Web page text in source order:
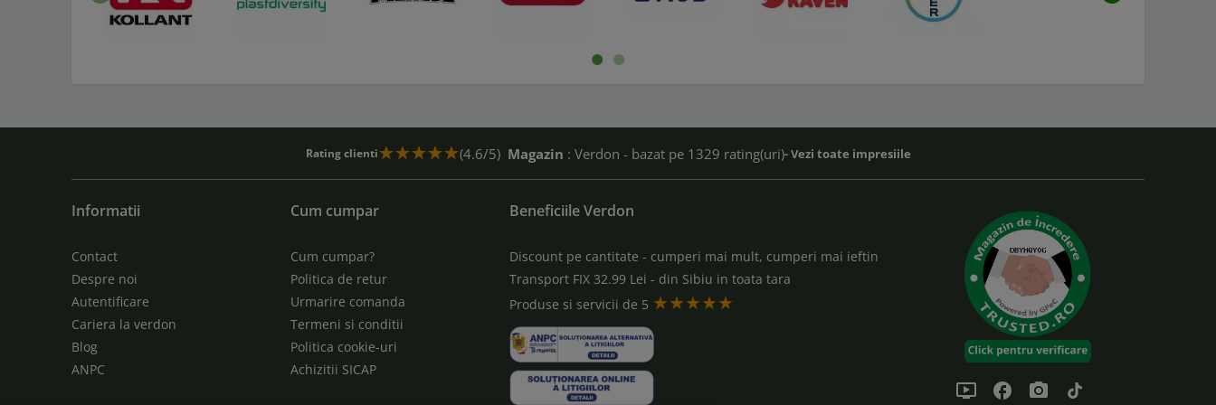
Inapoi
Rating clienti (4.6/5) Magazin : Verdon - bazat pe 1329 rating(uri)- Vezi toate impresiile
Informatii
Contact
Despre noi
Autentificare
Cariera la verdon
Blog
ANPC
Cum cumpar
Cum cumpar?
Politica de retur
Urmarire comanda
Termeni si conditii
Politica cookie-uri
Achizitii SICAP
Beneficiile Verdon
Discount pe cantitate - cumperi mai mult, cumperi mai ieftin
Transport FIX 32.99 Lei - din Sibiu in toata tara
Produse si servicii de 5 ★★★★★
ondemand_video facebook photo_camera tiktok